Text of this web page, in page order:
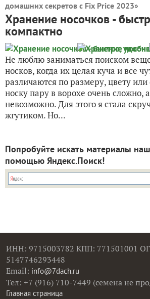
домашних секретов с Fix Price 2023»
Хранение носочков -
компактно
Не люблю заниматься поиском
носков, когда их целая куча и все
различаются по размеру, цвету
носку пару в ворохе очень сложно,
невозможно. Для этого я стала
жгутиком. Но...
Попробуйте искать материалы
помощью Яндекс.Поиск!
ИНН: 9715003782 КПП: 771501001
5147746293448
Email: info@7dach.ru
Тел: +7 (916) 710-7449 (семена не
Главная страница